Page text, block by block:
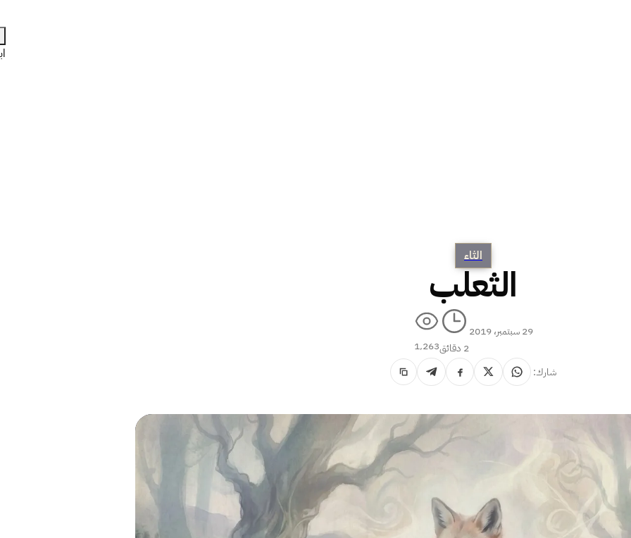
الثاء
الثعلب
29 سبتمبر، 2019
2 دقائق
1٬263
شارك: